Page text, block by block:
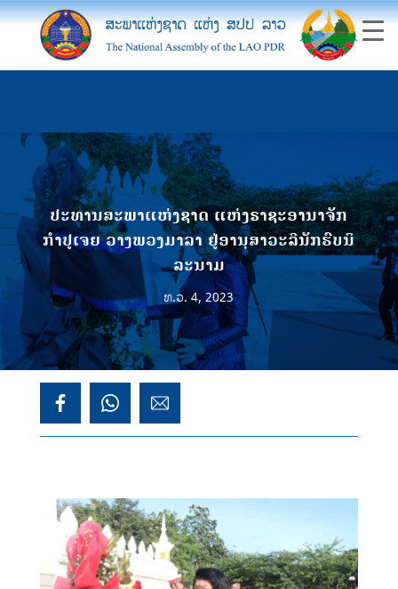
ປະທານສະພາແຫ່ງຊາດ ແຫ່ງຣາຊະອານາຈັກ
ກຳປູເຈຍ ວາງພວງມາລາ ຢູ່ອານຸສາວະລີນັກຮົບນິ
ລະນາມ
ທ.ວ. 4, 2023